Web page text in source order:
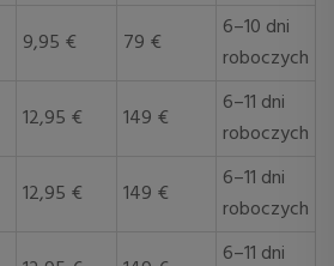
9,95 € 79 €
6–10 dni
roboczych
12,95 € 149 €
6–11 dni
roboczych
12,95 € 149 €
6–11 dni
roboczych
6–11 dni